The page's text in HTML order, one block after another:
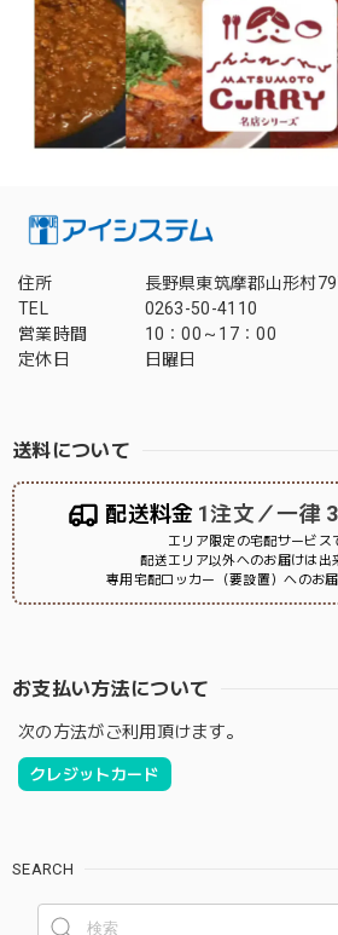
住所
長野県東筑摩郡山形村
TEL
0263-50-4110
営業時間
10：00～17：00
定休日
日曜日
送料について
配送料金 1注文／一律
エリア限定の宅配サービス
配送エリア以外へのお届けは出
専用宅配ロッカー（要設置）へのお
お支払い方法について
次の方法がご利用頂けます。
クレジットカード
SEARCH